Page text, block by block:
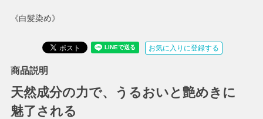
《白髪染め》
お気に入りに登録する
商品説明
天然成分の力で、うるおいと艶めきに
魅了される